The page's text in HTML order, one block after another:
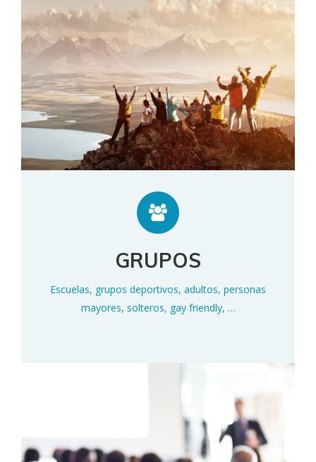
GRUPOS
Escuelas, grupos deportivos, adultos, personas
mayores, solteros, gay friendly, …